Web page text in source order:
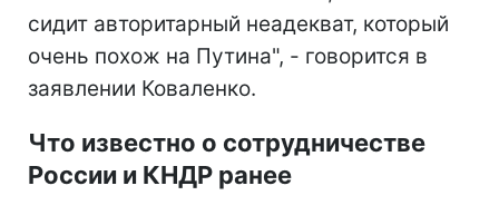
сидит авторитарный неадекват, который
очень похож на Путина", - говорится в
заявлении Коваленко.
Что известно о сотрудничестве
России и КНДР ранее